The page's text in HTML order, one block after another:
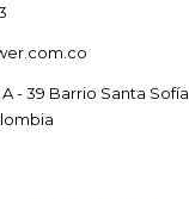
- 39 Barrio Santa Sofía,